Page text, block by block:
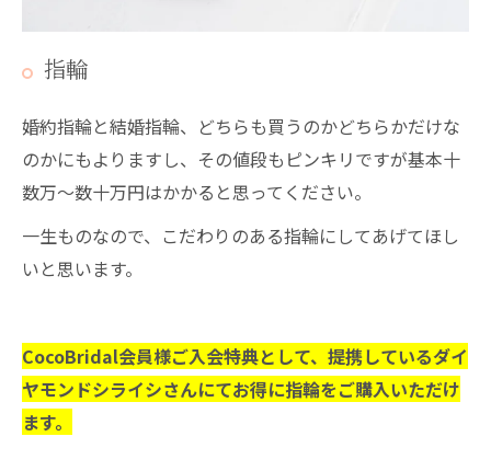
指輪
婚約指輪と結婚指輪、どちらも買うのかどちらかだけな
のかにもよりますし、その値段もピンキリですが基本十
数万～数十万円はかかると思ってください。
一生ものなので、こだわりのある指輪にしてあげてほし
いと思います。
CocoBridal会員様ご入会特典として、提携しているダイ
ヤモンドシライシさんにてお得に指輪をご購入いただけ
ます。